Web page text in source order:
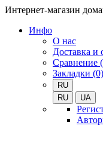
Интернет-магазин
Инфо
О нас
Доставка и
Сравнение
Закладки (0)
RU
RU
UA